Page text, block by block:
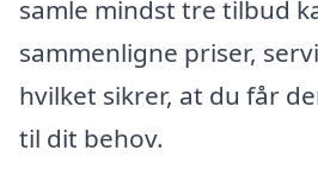
samle mindst tre tilbud
sammenligne priser,
hvilket sikrer, at du får
til dit behov.